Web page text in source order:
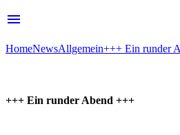
menu
HomeNewsAllgemein+++ Ein runder
+++ Ein runder Abend +++